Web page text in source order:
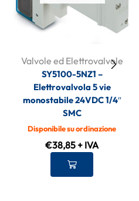
Valvole ed Elettrovalvole
SY5100-5NZ1 –
Elettrovalvola 5 vie
monostabile 24VDC 1/4″
SMC
Disponibile su ordinazione
€38,85 + IVA